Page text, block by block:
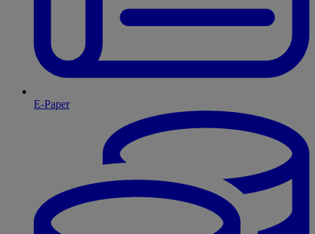
E-Paper